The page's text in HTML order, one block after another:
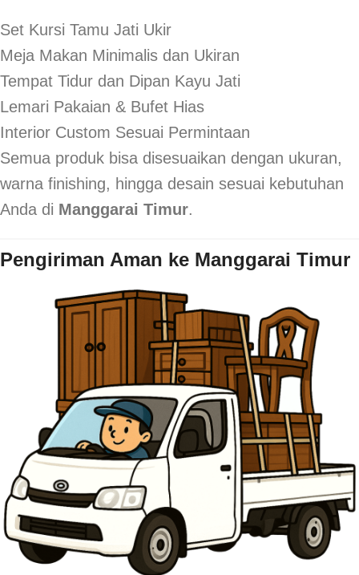
Set Kursi Tamu Jati Ukir
Meja Makan Minimalis dan Ukiran
Tempat Tidur dan Dipan Kayu Jati
Lemari Pakaian & Bufet Hias
Interior Custom Sesuai Permintaan
Semua produk bisa disesuaikan dengan ukuran,
warna finishing, hingga desain sesuai kebutuhan
Anda di Manggarai Timur.
Pengiriman Aman ke Manggarai Timur